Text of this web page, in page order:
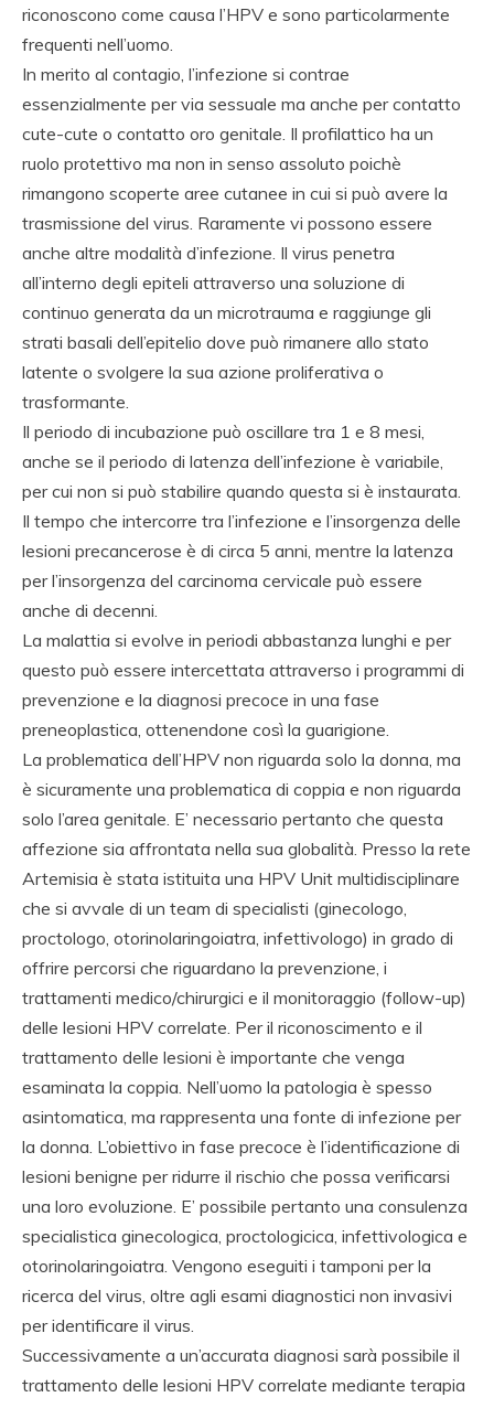
riconoscono come causa l’HPV e sono particolarmente
frequenti nell’uomo.
In merito al contagio, l’infezione si contrae
essenzialmente per via sessuale ma anche per contatto
cute-cute o contatto oro genitale. Il profilattico ha un
ruolo protettivo ma non in senso assoluto poichè
rimangono scoperte aree cutanee in cui si può avere la
trasmissione del virus. Raramente vi possono essere
anche altre modalità d’infezione. Il virus penetra
all’interno degli epiteli attraverso una soluzione di
continuo generata da un microtrauma e raggiunge gli
strati basali dell’epitelio dove può rimanere allo stato
latente o svolgere la sua azione proliferativa o
trasformante.
Il periodo di incubazione può oscillare tra 1 e 8 mesi,
anche se il periodo di latenza dell’infezione è variabile,
per cui non si può stabilire quando questa si è instaurata.
Il tempo che intercorre tra l’infezione e l’insorgenza delle
lesioni precancerose è di circa 5 anni, mentre la latenza
per l’insorgenza del carcinoma cervicale può essere
anche di decenni.
La malattia si evolve in periodi abbastanza lunghi e per
questo può essere intercettata attraverso i programmi di
prevenzione e la diagnosi precoce in una fase
preneoplastica, ottenendone così la guarigione.
La problematica dell’HPV non riguarda solo la donna, ma
è sicuramente una problematica di coppia e non riguarda
solo l’area genitale. E’ necessario pertanto che questa
affezione sia affrontata nella sua globalità. Presso la rete
Artemisia è stata istituita una HPV Unit multidisciplinare
che si avvale di un team di specialisti (ginecologo,
proctologo, otorinolaringoiatra, infettivologo) in grado di
offrire percorsi che riguardano la prevenzione, i
trattamenti medico/chirurgici e il monitoraggio (follow-up)
delle lesioni HPV correlate. Per il riconoscimento e il
trattamento delle lesioni è importante che venga
esaminata la coppia. Nell’uomo la patologia è spesso
asintomatica, ma rappresenta una fonte di infezione per
la donna. L’obiettivo in fase precoce è l’identificazione di
lesioni benigne per ridurre il rischio che possa verificarsi
una loro evoluzione. E’ possibile pertanto una consulenza
specialistica ginecologica, proctologicica, infettivologica e
otorinolaringoiatra. Vengono eseguiti i tamponi per la
ricerca del virus, oltre agli esami diagnostici non invasivi
per identificare il virus.
Successivamente a un’accurata diagnosi sarà possibile il
trattamento delle lesioni HPV correlate mediante terapia